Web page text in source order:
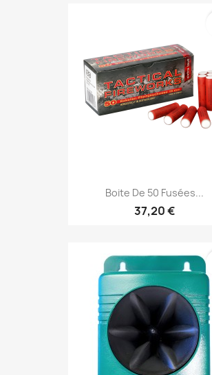
Boite De 50 Fusées...
37,20 €